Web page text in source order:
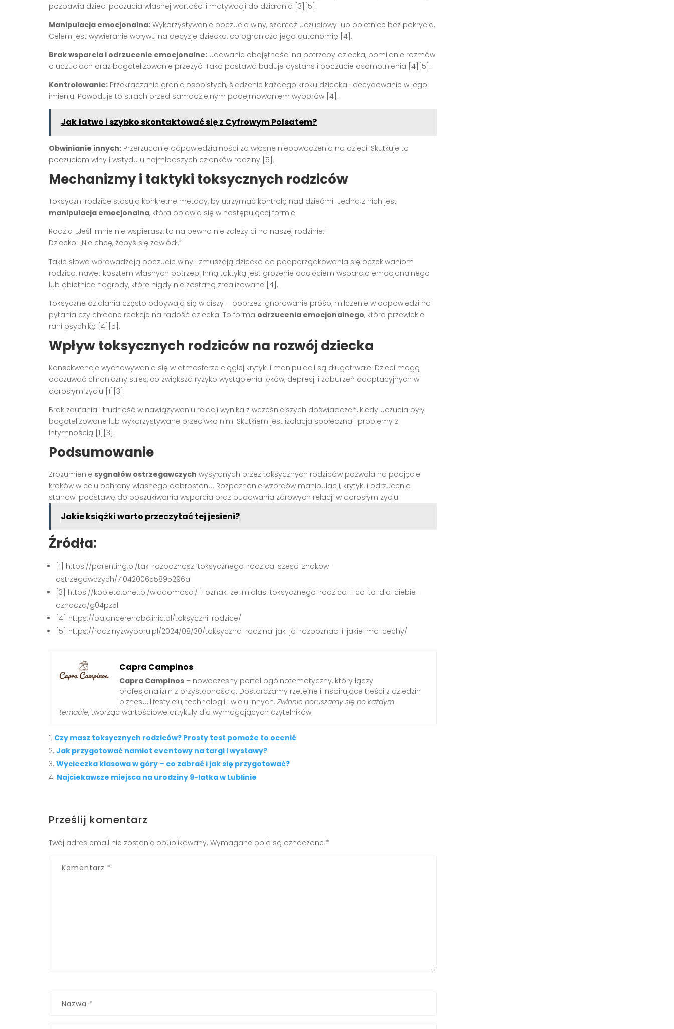
pozbawia dzieci poczucia własnej wartości i motywacji do działania [3][5].
Manipulacja emocjonalna: Wykorzystywanie poczucia winy, szantaż uczuciowy lub obietnice bez pokrycia.
Celem jest wywieranie wpływu na decyzje dziecka, co ogranicza jego autonomię [4].
Brak wsparcia i odrzucenie emocjonalne: Udawanie obojętności na potrzeby dziecka, pomijanie rozmów
o uczuciach oraz bagatelizowanie przeżyć. Taka postawa buduje dystans i poczucie osamotnienia [4][5].
Kontrolowanie: Przekraczanie granic osobistych, śledzenie każdego kroku dziecka i decydowanie w jego
imieniu. Powoduje to strach przed samodzielnym podejmowaniem wyborów [4].
Jak łatwo i szybko skontaktować się z Cyfrowym Polsatem?
Obwinianie innych: Przerzucanie odpowiedzialności za własne niepowodzenia na dzieci. Skutkuje to
poczuciem winy i wstydu u najmłodszych członków rodziny [5].
Mechanizmy i taktyki toksycznych rodziców
Toksyczni rodzice stosują konkretne metody, by utrzymać kontrolę nad dziećmi. Jedną z nich jest
manipulacja emocjonalna, która objawia się w następującej formie:
Rodzic: „Jeśli mnie nie wspierasz, to na pewno nie zależy ci na naszej rodzinie.”
Dziecko: „Nie chcę, żebyś się zawiódł.”
Takie słowa wprowadzają poczucie winy i zmuszają dziecko do podporządkowania się oczekiwaniom
rodzica, nawet kosztem własnych potrzeb. Inną taktyką jest grożenie odcięciem wsparcia emocjonalnego
lub obietnice nagrody, które nigdy nie zostaną zrealizowane [4].
Toksyczne działania często odbywają się w ciszy – poprzez ignorowanie próśb, milczenie w odpowiedzi na
pytania czy chłodne reakcje na radość dziecka. To forma odrzucenia emocjonalnego, która przewlekle
rani psychikę [4][5].
Wpływ toksycznych rodziców na rozwój dziecka
Konsekwencje wychowywania się w atmosferze ciągłej krytyki i manipulacji są długotrwałe. Dzieci mogą
odczuwać chroniczny stres, co zwiększa ryzyko wystąpienia lęków, depresji i zaburzeń adaptacyjnych w
dorosłym życiu [1][3].
Brak zaufania i trudność w nawiązywaniu relacji wynika z wcześniejszych doświadczeń, kiedy uczucia były
bagatelizowane lub wykorzystywane przeciwko nim. Skutkiem jest izolacja społeczna i problemy z
intymnością [1][3].
Podsumowanie
Zrozumienie sygnałów ostrzegawczych wysyłanych przez toksycznych rodziców pozwala na podjęcie
kroków w celu ochrony własnego dobrostanu. Rozpoznanie wzorców manipulacji, krytyki i odrzucenia
stanowi podstawę do poszukiwania wsparcia oraz budowania zdrowych relacji w dorosłym życiu.
Jakie książki warto przeczytać tej jesieni?
Źródła:
[1] https://parenting.pl/tak-rozpoznasz-toksycznego-rodzica-szesc-znakow-
ostrzegawczych/7104200655895296a
[3] https://kobieta.onet.pl/wiadomosci/11-oznak-ze-mialas-toksycznego-rodzica-i-co-to-dla-ciebie-
oznacza/g04pz5l
[4] https://balancerehabclinic.pl/toksyczni-rodzice/
[5] https://rodzinyzwyboru.pl/2024/08/30/toksyczna-rodzina-jak-ja-rozpoznac-i-jakie-ma-cechy/
Capra Campinos
Capra Campinos – nowoczesny portal ogólnotematyczny, który łączy
profesjonalizm z przystępnością. Dostarczamy rzetelne i inspirujące treści z dziedzin
biznesu, lifestyle’u, technologii i wielu innych. Zwinnie poruszamy się po każdym
temacie, tworząc wartościowe artykuły dla wymagających czytelników.
Czy masz toksycznych rodziców? Prosty test pomoże to ocenić
Jak przygotować namiot eventowy na targi i wystawy?
Wycieczka klasowa w góry – co zabrać i jak się przygotować?
Najciekawsze miejsca na urodziny 9-latka w Lublinie
Prześlij komentarz
Twój adres email nie zostanie opublikowany. Wymagane pola są oznaczone *